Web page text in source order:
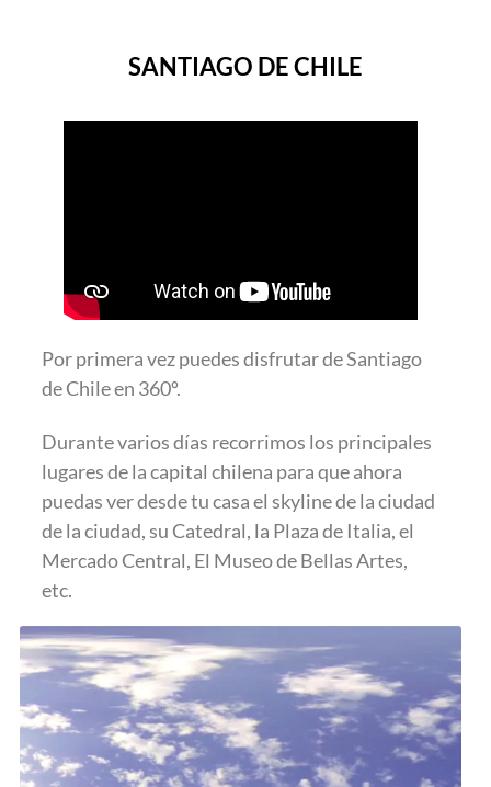
SANTIAGO DE CHILE
Por primera vez puedes disfrutar de Santiago
de Chile en 360º.
Durante varios días recorrimos los principales
lugares de la capital chilena para que ahora
puedas ver desde tu casa el skyline de la ciudad
de la ciudad, su Catedral, la Plaza de Italia, el
Mercado Central, El Museo de Bellas Artes,
etc.